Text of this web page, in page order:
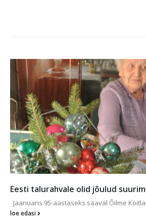
Heategevuslikul sünnipäevasõidul
rekordsumma
Motoklubil 39MC on juba kolmandat aastat